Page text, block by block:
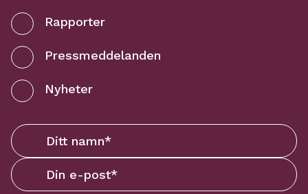
Rapporter
Pressmeddelanden
Nyheter